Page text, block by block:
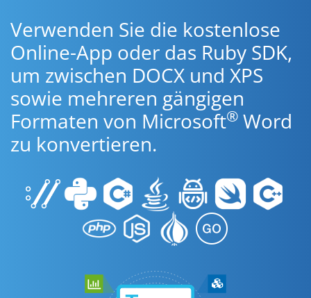
Verwenden Sie die kostenlose
Online-App oder das Ruby SDK,
um zwischen DOCX und XPS
sowie mehreren gängigen
Formaten von Microsoft® Word
zu konvertieren.